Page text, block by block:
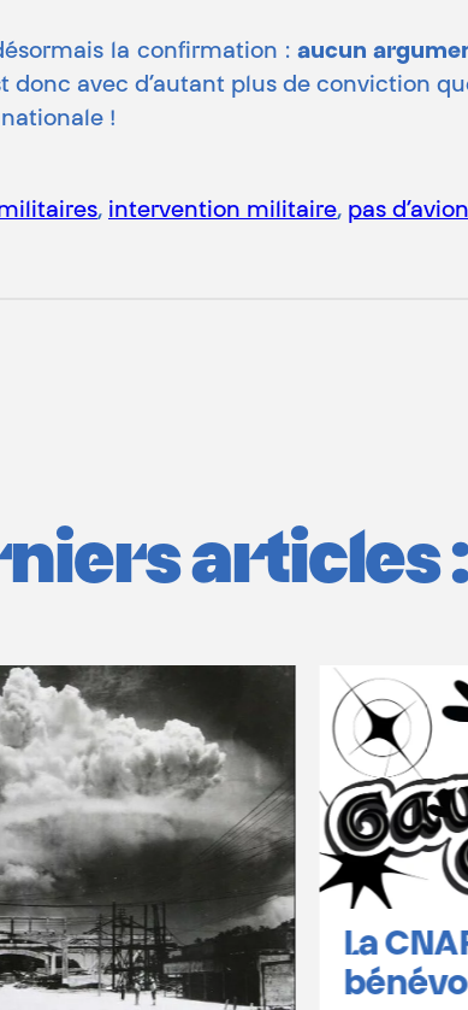
la confirmation : aucun
donc avec d’autant plus de conviction
!
, intervention militaire, pas
articles :
La